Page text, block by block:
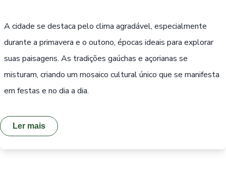
A cidade se destaca pelo clima agradável, especialmente
durante a primavera e o outono, épocas ideais para explorar
suas paisagens. As tradições gaúchas e açorianas se
misturam, criando um mosaico cultural único que se manifesta
em festas e no dia a dia.
Ler mais